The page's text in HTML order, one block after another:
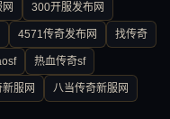
300开服发布网
4571传奇发布网 找传奇
热血传奇sf
服网 八当传奇新服网